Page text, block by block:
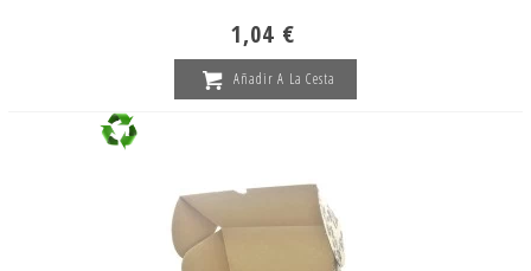
1,04 €
Añadir A La Cesta